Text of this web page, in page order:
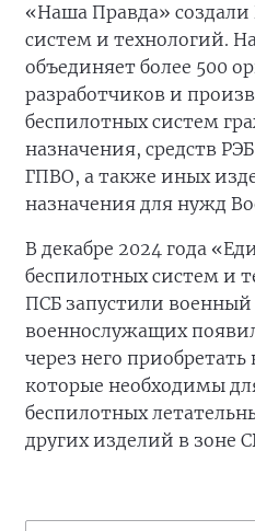
«Наша Правда»
систем и технологий.
объединяет более 500
разработчиков и
беспилотных систем
назначения, средств
ГПВО, а также иных
назначения для нужд
В декабре 2024 года
беспилотных систем и
ПСБ запустили
военнослужащих
через него
которые необходимы
беспилотных
других изделий в зоне